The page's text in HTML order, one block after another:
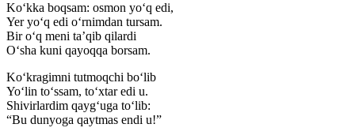
Koʻkka boqsam: osmon yoʻq edi,
Yer yoʻq edi oʻrnimdan tursam.
Bir oʻq meni taʼqib qilardi
Oʻsha kuni qayoqqa borsam.
Koʻkragimni tutmoqchi boʻlib
Yoʻlin toʻssam, toʻxtar edi u.
Shivirlardim qaygʻuga toʻlib:
“Bu dunyoga qaytmas endi u!”